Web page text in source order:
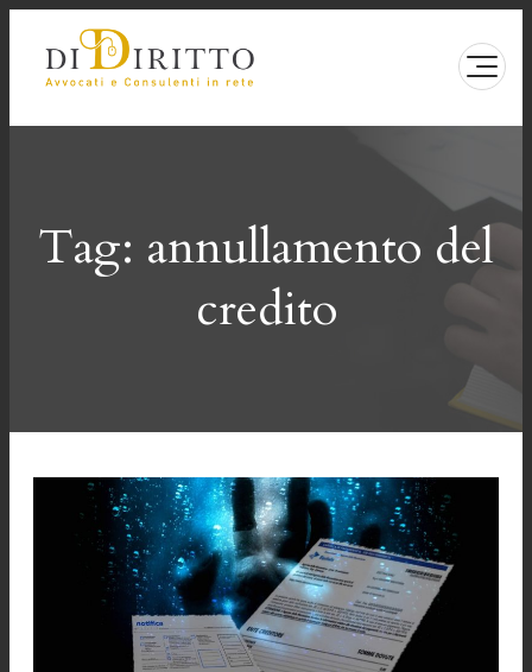
contenuto
Tag: annullamento del
credito